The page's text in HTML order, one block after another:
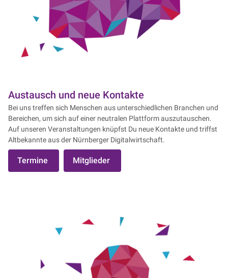
Austausch und neue Kontakte
Bei uns treffen sich Menschen aus unterschiedlichen Branchen und
Bereichen, um sich auf einer neutralen Plattform auszutauschen.
Auf unseren Veranstaltungen knüpfst Du neue Kontakte und triffst
Altbekannte aus der Nürnberger Digitalwirtschaft.
Termine Mitglieder